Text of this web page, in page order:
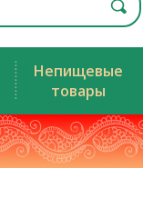
Непищевые
товары